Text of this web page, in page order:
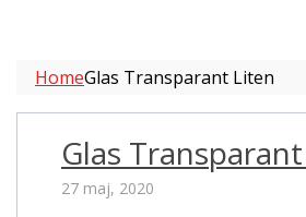
HomeGlas Transparant Liten
Glas
27 maj, 2020